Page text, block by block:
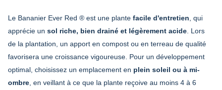
Le Bananier Ever Red ® est une plante facile d'entretien , qui
apprécie un sol riche, bien drainé et légèrement acide . Lors
de la plantation, un apport en compost ou en terreau de qualité
favorisera une croissance vigoureuse. Pour un développement
optimal, choisissez un emplacement en plein soleil ou à mi-
ombre , en veillant à ce que la plante reçoive au moins 4 à 6